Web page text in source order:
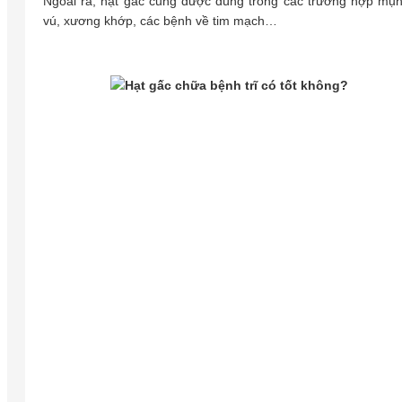
vú, xương khớp, các bệnh về tim mạch…